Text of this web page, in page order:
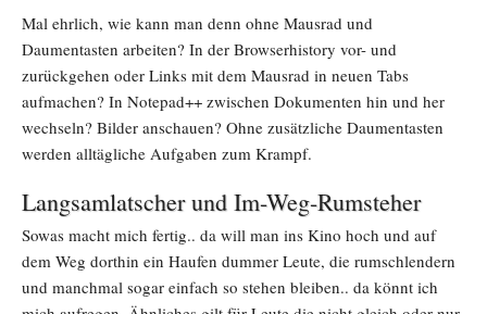
Mal ehrlich, wie kann man denn ohne Mausrad und
Daumentasten arbeiten? In der Browserhistory vor- und
zurückgehen oder Links mit dem Mausrad in neuen Tabs
aufmachen? In Notepad++ zwischen Dokumenten hin und her
wechseln? Bilder anschauen? Ohne zusätzliche Daumentasten
werden alltägliche Aufgaben zum Krampf.
Langsamlatscher und Im-Weg-Rumsteher
Sowas macht mich fertig.. da will man ins Kino hoch und auf
dem Weg dorthin ein Haufen dummer Leute, die rumschlendern
und manchmal sogar einfach so stehen bleiben.. da könnt ich